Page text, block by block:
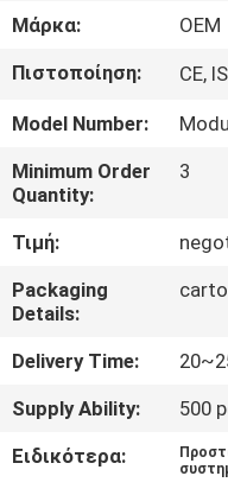
ΕΡΓΟΣΤΑΣΊΟΥ
ΈΛΕΓΧΟΣ
ΠΟΙΌΤΗΤΑΣ
ΜΑΖΊ
ΜΑΣ
ΕΙΔΉΣΕΙΣ
Μάρκα:
OEM
Πιστοποίηση:
CE,
Model Number:
Minimum Order
Quantity:
3
Τιμή:
Packaging
Details:
Delivery Time:
Supply Ability:
500
Ειδικότερα: